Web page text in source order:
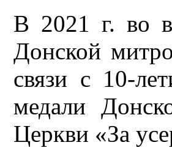
В 2021 г. во
Донской
связи с 10-
медали
Церкви «За